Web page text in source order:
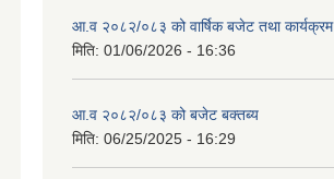
आ.व २०८२/०८३ को वार्षिक बजेट तथा कार्यक्रम
मिति: 01/06/2026 - 16:36
आ.व २०८२/०८३ को बजेट बक्तब्य
मिति: 06/25/2025 - 16:29